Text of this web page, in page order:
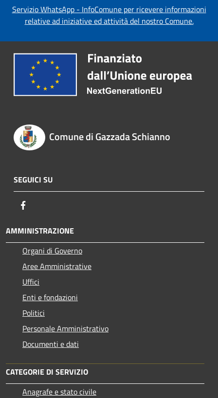
Servizio WhatsApp - InfoComune per ricevere informazioni
relative ad iniziative ed attività del nostro Comune.
Comune di Gazzada Schianno
SEGUICI SU
AMMINISTRAZIONE
Organi di Governo
Aree Amministrative
Uffici
Enti e fondazioni
Politici
Personale Amministrativo
Documenti e dati
CATEGORIE DI SERVIZIO
Anagrafe e stato civile